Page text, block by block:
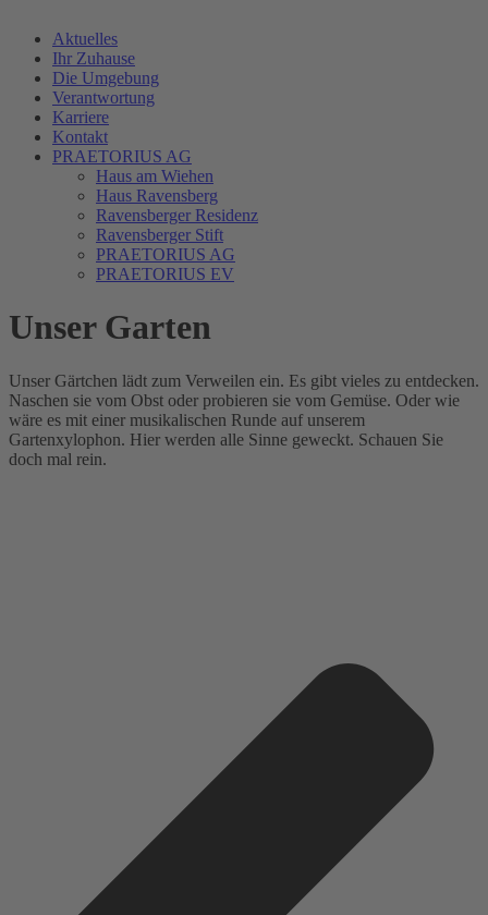
Aktuelles
Ihr Zuhause
Die Umgebung
Verantwortung
Karriere
Kontakt
PRAETORIUS AG
Haus am Wiehen
Haus Ravensberg
Ravensberger Residenz
Ravensberger Stift
PRAETORIUS AG
PRAETORIUS EV
Unser Garten
Unser Gärtchen lädt zum Verweilen ein. Es gibt vieles zu entdecken.
Naschen sie vom Obst oder probieren sie vom Gemüse. Oder wie
wäre es mit einer musikalischen Runde auf unserem
Gartenxylophon. Hier werden alle Sinne geweckt. Schauen Sie
doch mal rein.